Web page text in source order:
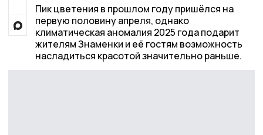
Пик цветения в прошлом году пришёлся на
первую половину апреля, однако
климатическая аномалия 2025 года подарит
жителям Знаменки и её гостям возможность
насладиться красотой значительно раньше.